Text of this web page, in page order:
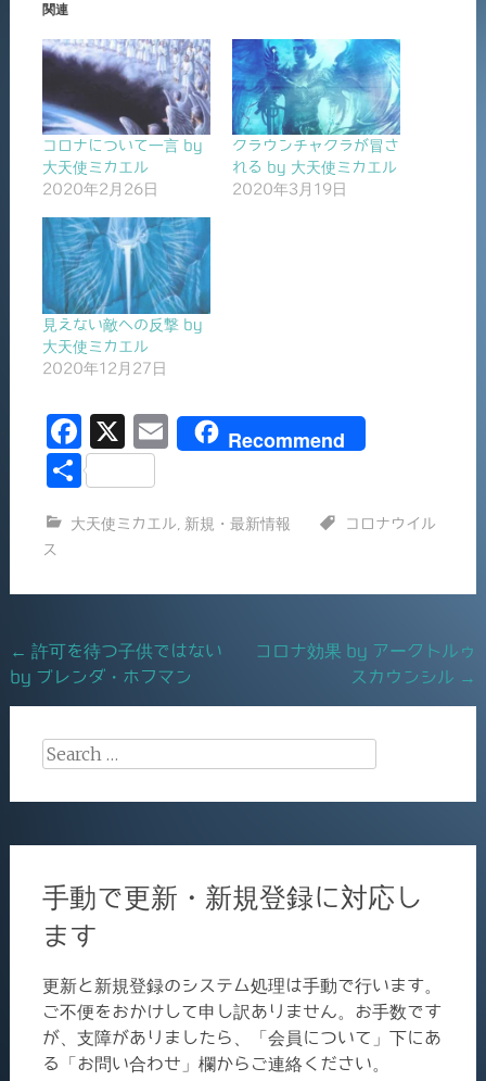
関連
コロナについて一言 by
大天使ミカエル
2020年2月26日
クラウンチャクラが冒さ
れる by 大天使ミカエル
2020年3月19日
見えない敵への反撃 by
大天使ミカエル
2020年12月27日
F
a
e
o
o
k
X
E
l
Recommend
共
大天使ミカエル 新規・最新情報
コロナウイル
ス
Post
navigation
← 許可を待つ子供ではない
by ブレンダ・ホフマン
コロナ効果 by アークトルゥ
スカウンシル →
Search
手動で更新・新規登録に対応し
ます
更新と新規登録のシステム処理は手動で行います。
ご不便をおかけして申し訳ありません。お手数です
が、支障がありましたら、「会員について」下にあ
る「お問い合わせ」欄からご連絡ください。